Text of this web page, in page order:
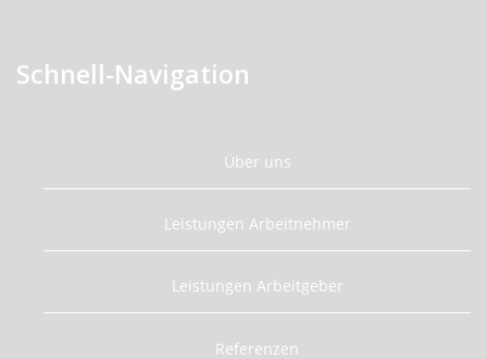
Schnell-Navigation
Über uns
Leistungen Arbeitnehmer
Leistungen Arbeitgeber
Referenzen